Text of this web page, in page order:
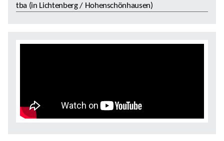
tba (in Lichtenberg / Hohenschönhausen)